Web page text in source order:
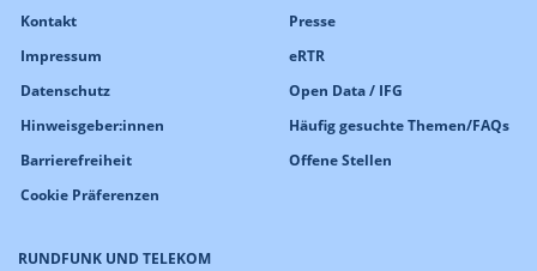
RUNDFUNK UND TELEKOM
Kontakt
Impressum
Datenschutz
Hinweisgeber:innen
Barrierefreiheit
Cookie Präferenzen
Presse
eRTR
Open Data / IFG
Häufig gesuchte Themen/FAQs
Offene Stellen